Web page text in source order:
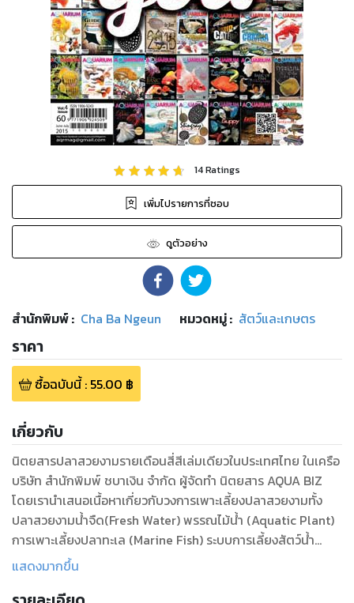
14Ratings
เพิ่มไปรายการที่ชอบ
ดูตัวอย่าง
สำนักพิมพ์: Cha Ba Ngeun หมวดหมู่: สัตว์และเกษตร
ราคา
ซื้อฉบับนี้: 55.00 ฿
เกี่ยวกับ
นิตยสารปลาสวยงามรายเดือนสี่สีเล่มเดียวในประเทศไทย ในเครือ
บริษัท สํานักพิมพ์ ชบาเงิน จํากัด ผู้จัดทํา นิตยสาร AQUA BIZ
โดยเรานําเสนอเนื้อหาเกี่ยวกับวงการเพาะเลี้ยงปลาสวยงามทั้ง
ปลาสวยงามน้ําจืด(Fresh Water) พรรณไม้น้ํา (Aquatic Plant)
การเพาะเลี้ยงปลาทะเล (Marine Fish) ระบบการเลี้ยงสัตว์น้ํา
สวยงาม (Life Support) อุปกรณ์ต่างๆ (Fish Food and
ทางวิชาการ ผลงานการวิจัยจากหน่วยงานราชการ รัฐวิสาหกิจ
แสดงมากขึ้น